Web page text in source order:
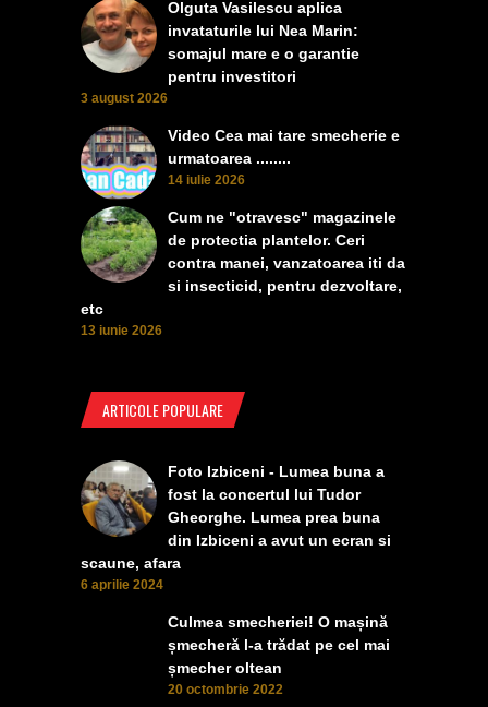
Olguta Vasilescu aplica
invataturile lui Nea Marin:
somajul mare e o garantie
pentru investitori
3 august 2026
Video Cea mai tare smecherie e
urmatoarea ........
14 iulie 2026
Cum ne "otravesc" magazinele
de protectia plantelor. Ceri
contra manei, vanzatoarea iti da
si insecticid, pentru dezvoltare,
etc
13 iunie 2026
ARTICOLE POPULARE
Foto Izbiceni - Lumea buna a
fost la concertul lui Tudor
Gheorghe. Lumea prea buna
din Izbiceni a avut un ecran si
scaune, afara
6 aprilie 2024
Culmea smecheriei! O mașină
șmecheră l-a trădat pe cel mai
șmecher oltean
20 octombrie 2022